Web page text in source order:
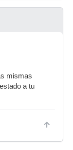
mismas
a tu